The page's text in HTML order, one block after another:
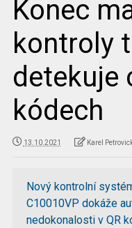
Konec
kontroly
detekuje
kódech
13.10.2021 Karel
Nový kontrolní
C10010VP dokáže
nedokonalosti v QR